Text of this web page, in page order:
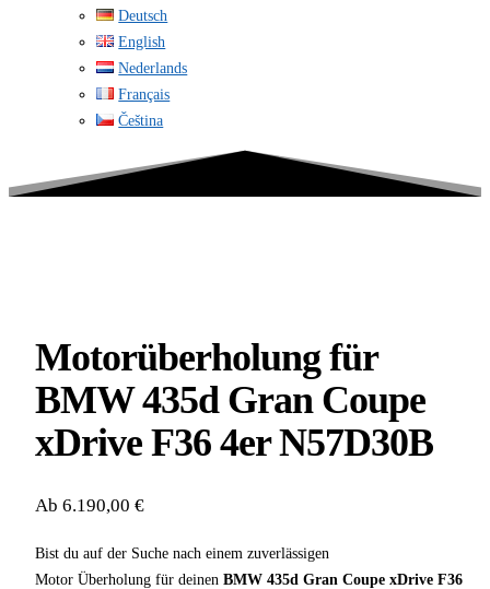
Deutsch
English
Nederlands
Français
Čeština
Motorüberholung für
BMW 435d Gran Coupe
xDrive F36 4er N57D30B
Ab 6.190,00 €
Bist du auf der Suche nach einem zuverlässigen
Motor Überholung für deinen BMW 435d Gran Coupe xDrive F36